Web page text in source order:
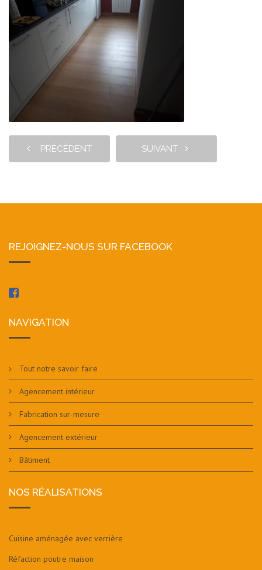
PRÉCÉDENT
REJOIGNEZ-NOUS SUR FACEBOOK
Facebook
NAVIGATION
Tout notre savoir faire
Agencement intérieur
Fabrication sur-mesure
Agencement extérieur
Bâtiment
NOS RÉALISATIONS
Cuisine aménagée avec verrière
Réfaction poutre maison